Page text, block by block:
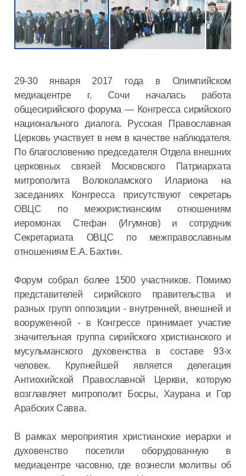
29-30 января 2017 года в Олимпийском
медиацентре г. Сочи началась работа
общесирийского форума — Конгресса сирийского
национального диалога. Русская Православная
Церковь участвует в нем в качестве наблюдателя.
По благословению председателя Отдела внешних
церковных связей Московского Патриархата
митрополита Волоколамского Илариона на
заседаниях Конгресса присутствуют секретарь
ОВЦС по межхристианским отношениям
иеромонах Стефан (Игумнов) и сотрудник
Секретариата ОВЦС по межправославным
отношениям Е.А. Бахтин.
Форум собрал более 1500 участников. Помимо
представителей сирийского правительства и
разных групп оппозиции - внутренней, внешней и
вооруженной - в Конгрессе принимает участие
значительная группа сирийского христианского и
мусульманского духовенства в составе 93-х
человек. Крупнейшей является делегация
Антиохийской Православной Церкви, которую
возглавляет митрополит Босры, Хаурана и Гор
Арабских Савва.
В рамках мероприятия христианские иерархи и
духовенство посетили оборудованную в
медиацентре часовню, где вознесли молитвы об